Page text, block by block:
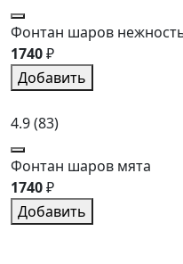
Фонтан шаров
1740₽
Добавить
4.9(83)
Фонтан шаров мята
1740₽
Добавить